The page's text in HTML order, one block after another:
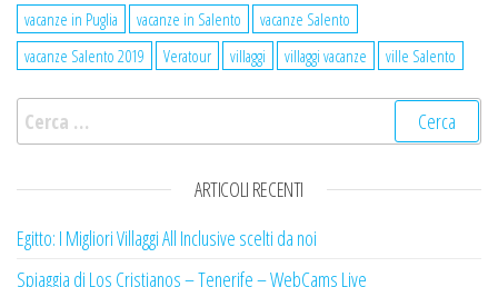
vacanze in Puglia
vacanze in Salento
vacanze Salento
vacanze Salento 2019
Veratour villaggi villaggi vacanze ville Salento
Ricerca per:
ARTICOLI RECENTI
Egitto: I Migliori Villaggi All Inclusive scelti da noi
Spiaggia di Los Cristianos – Tenerife – WebCams Live